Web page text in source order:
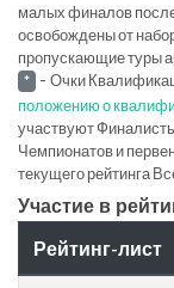
малых финалов
освобождены от
пропускающие туры
* - Очки
положению о
участвуют
Чемпионатов и
текущего рейтинга
Участие в
Рейтинг-лист